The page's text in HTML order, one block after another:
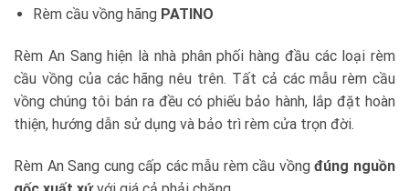
Rèm cầu vồng hãng PATINO
Rèm An Sang hiện là nhà phân phối hàng đầu các loại rèm
cầu vồng của các hãng nêu trên. Tất cả các mẫu rèm cầu
vồng chúng tôi bán ra đều có phiếu bảo hành, lắp đặt hoàn
thiện, hướng dẫn sử dụng và bảo trì rèm cửa trọn đời.
Rèm An Sang cung cấp các mẫu rèm cầu vồngđúng nguồn